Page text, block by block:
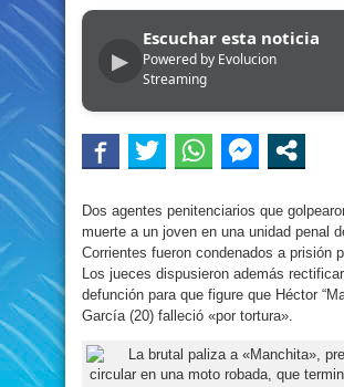
▶
Escuchar esta noticia
Powered by Evolucion
Streaming
Dos agentes penitenciarios que
muerte a un joven en una unidad penal
Corrientes fueron condenados a prisión
Los jueces dispusieron además
defunción para que figure que Héctor
García (20) falleció «por tortura».